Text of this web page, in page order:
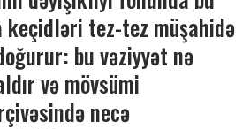
keçidləri tez-tez müşahidə
bu vəziyyət nə
və mövsümi
necə